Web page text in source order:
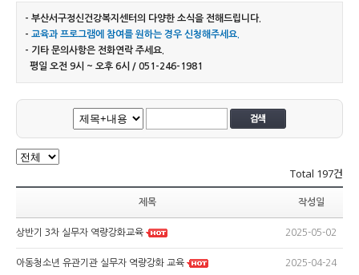
- 부산서구정신건강복지센터의 다양한 소식을 전해드립니다.
- 교육과 프로그램에 참여를 원하는 경우 신청해주세요.
- 기타 문의사항은 전화연락 주세요.
평일 오전 9시 ~ 오후 6시 / 051-246-1981
Total 197건
제목 작성일
상반기 3차 실무자 역량강화교육 2025-05-02
아동청소년 유관기관 실무자 역량강화 교육 2025-04-24